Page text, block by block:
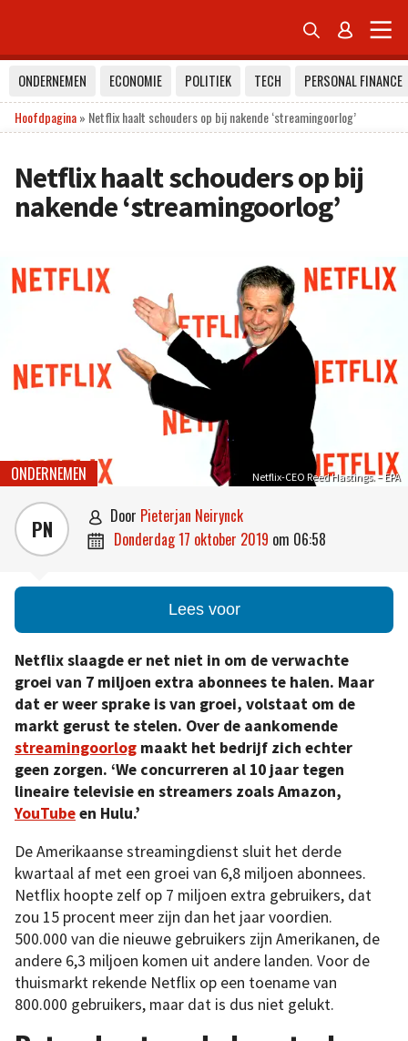
 
ONDERNEMEN ECONOMIE POLITIEK TECH
PERSONAL FINANCE
Hoofdpagina» Netflix haalt schouders op bij nakende ‘streamingoorlog’
Netflix haalt schouders op bij
nakende ‘streamingoorlog’
Netflix-CEO Reed Hastings. – EPA
ONDERNEMEN
PN  door Pieterjan Neirynck
 donderdag 17 oktober 2019 om 06:58
Lees voor
Netflix slaagde er net niet in om de verwachte
groei van 7 miljoen extra abonnees te halen. Maar
dat er weer sprake is van groei, volstaat om de
markt gerust te stelen. Over de aankomende
streamingoorlog maakt het bedrijf zich echter
geen zorgen. ‘We concurreren al 10 jaar tegen
lineaire televisie en streamers zoals Amazon,
YouTubeen Hulu.’
De Amerikaanse streamingdienst sluit het derde
kwartaal af met een groei van 6,8 miljoen abonnees.
Netflix hoopte zelf op 7 miljoen extra gebruikers, dat
zou 15 procent meer zijn dan het jaar voordien.
500.000 van die nieuwe gebruikers zijn Amerikanen, de
andere 6,3 miljoen komen uit andere landen. Voor de
thuismarkt rekende Netflix op een toename van
800.000 gebruikers, maar dat is dus niet gelukt.